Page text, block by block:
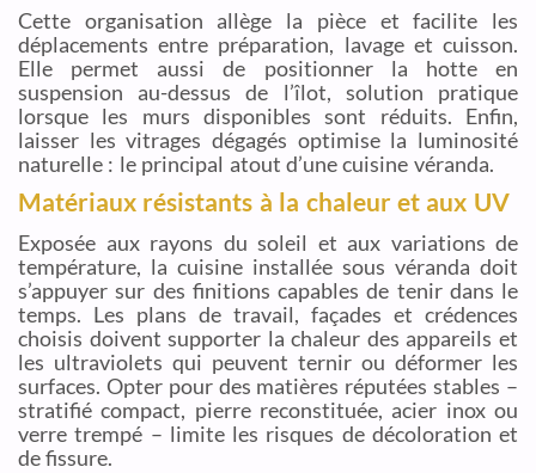
Cette organisation allège la pièce et facilite les
déplacements entre préparation, lavage et cuisson.
Elle permet aussi de positionner la hotte en
suspension au-dessus de l’îlot, solution pratique
lorsque les murs disponibles sont réduits. Enfin,
laisser les vitrages dégagés optimise la luminosité
naturelle : le principal atout d’une cuisine véranda.
Matériaux résistants à la chaleur et aux UV
Exposée aux rayons du soleil et aux variations de
température, la cuisine installée sous véranda doit
s’appuyer sur des finitions capables de tenir dans le
temps. Les plans de travail, façades et crédences
choisis doivent supporter la chaleur des appareils et
les ultraviolets qui peuvent ternir ou déformer les
surfaces. Opter pour des matières réputées stables –
stratifié compact, pierre reconstituée, acier inox ou
verre trempé – limite les risques de décoloration et
de fissure.